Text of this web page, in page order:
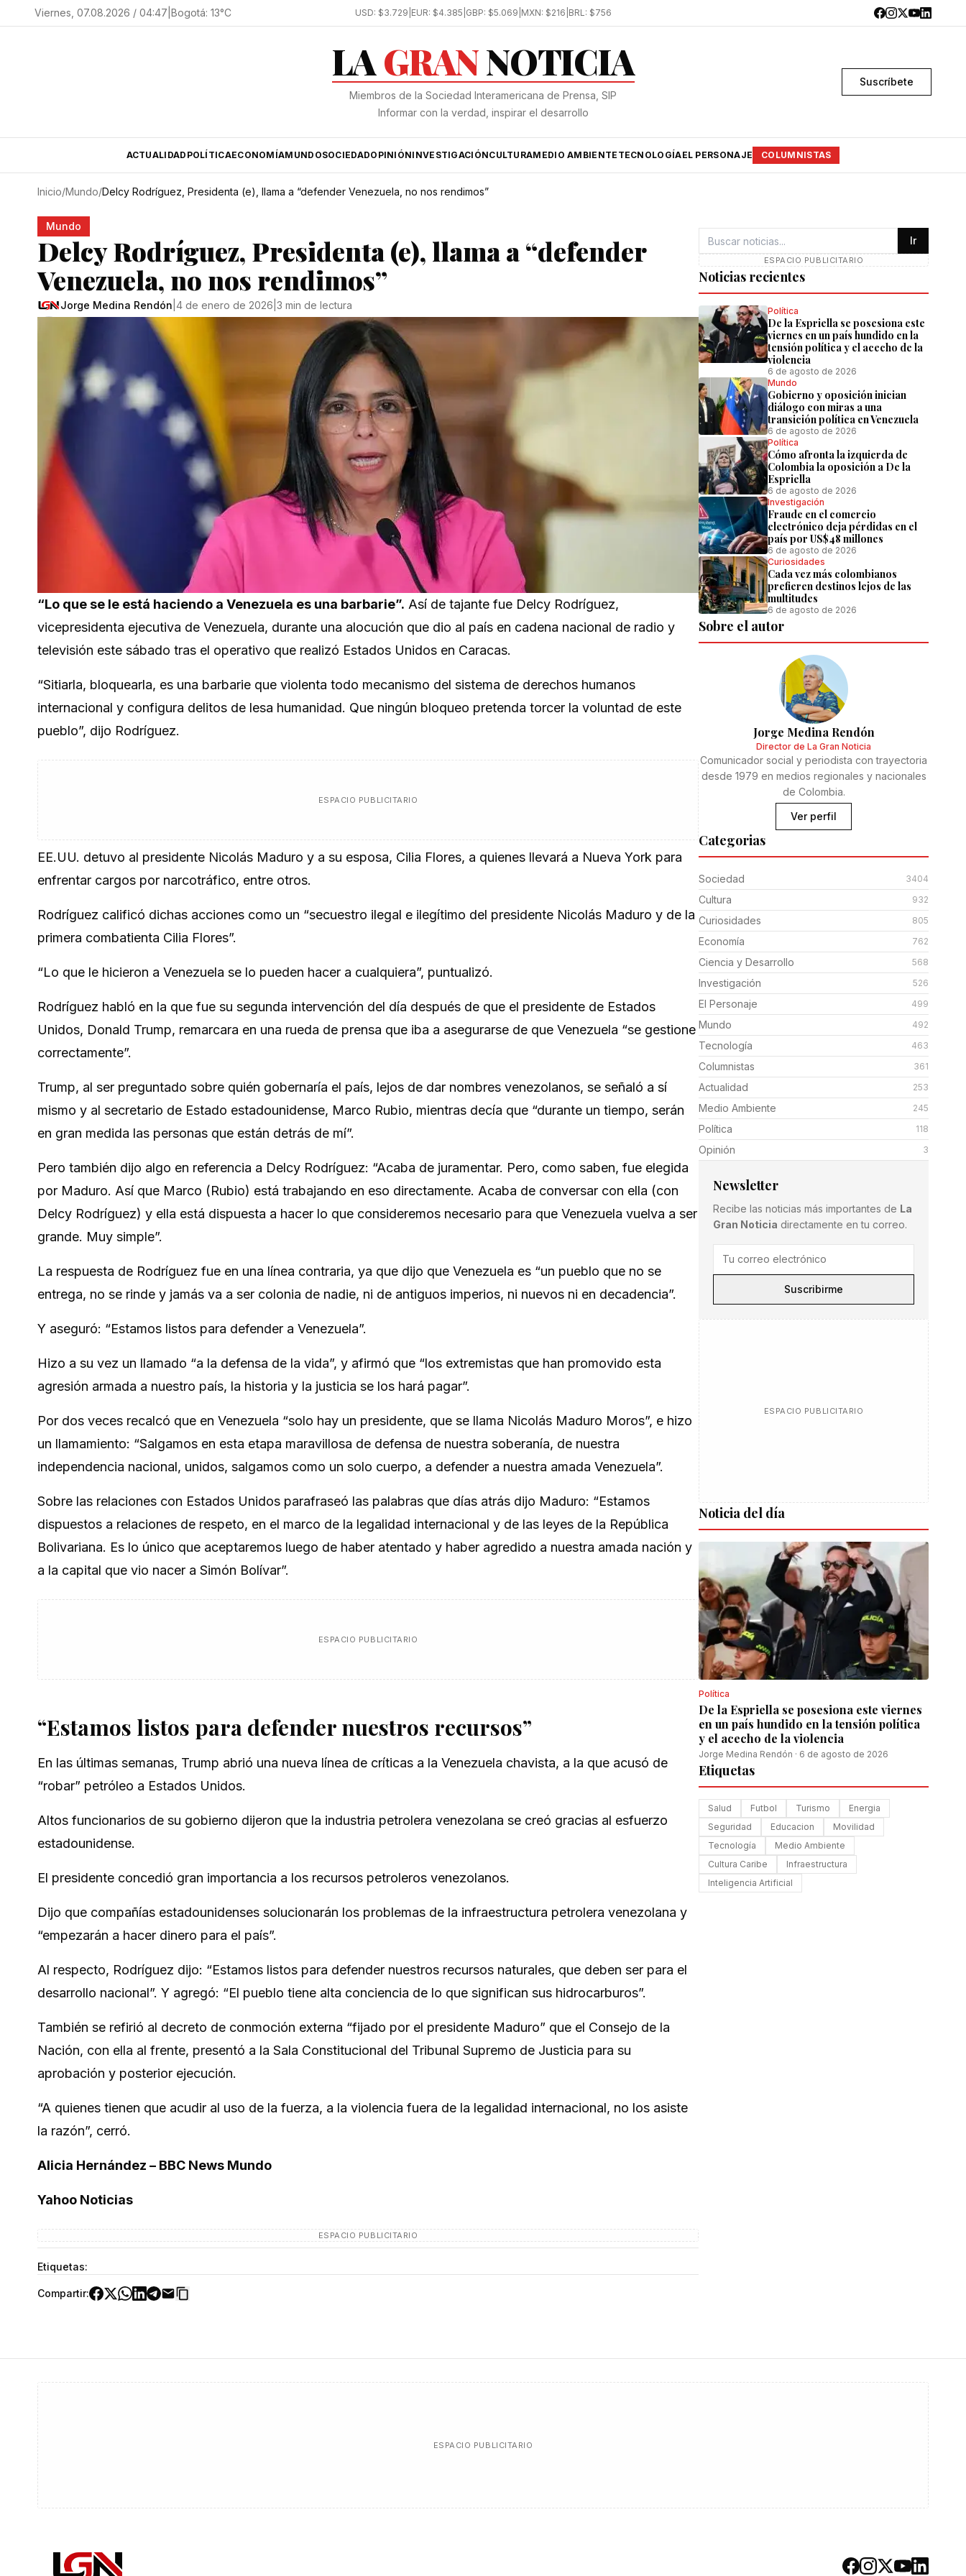
Viernes, 07.08.2026 / 04:47 Bogotá: 13°C USD: $3.729 EUR: $4.385 GBP: $5.069 MXN: $216 BRL: $756
LAGRANNOTICIA
Miembros de la Sociedad Interamericana de Prensa, SIP
Informar con la verdad, inspirar el desarrollo
Suscríbete
ACTUALIDAD POLÍTICAECONOMÍAMUNDOSOCIEDADOPINIÓNINVESTIGACIÓNCULTURAMEDIO AMBIENTE TECNOLOGÍAEL PERSONAJE COLUMNISTAS
Inicio/Mundo/Delcy Rodríguez, Presidenta (e), llama a “defender Venezuela, no nos rendimos”
Mundo
Delcy Rodríguez, Presidenta (e), llama a “defender
Venezuela, no nos rendimos”
Jorge Medina Rendón 4 de enero de 2026 3 min de lectura
“Lo que se le está haciendo a Venezuela es una barbarie”. Así de tajante fue Delcy Rodríguez,
vicepresidenta ejecutiva de Venezuela, durante una alocución que dio al país en cadena nacional de radio y
televisión este sábado tras el operativo que realizó Estados Unidos en Caracas.
“Sitiarla, bloquearla, es una barbarie que violenta todo mecanismo del sistema de derechos humanos
internacional y configura delitos de lesa humanidad. Que ningún bloqueo pretenda torcer la voluntad de este
pueblo”, dijo Rodríguez.
ESPACIO PUBLICITARIO
EE.UU. detuvo al presidente Nicolás Maduro y a su esposa, Cilia Flores, a quienes llevará a Nueva York para
enfrentar cargos por narcotráfico, entre otros.
Rodríguez calificó dichas acciones como un “secuestro ilegal e ilegítimo del presidente Nicolás Maduro y de la
primera combatienta Cilia Flores”.
“Lo que le hicieron a Venezuela se lo pueden hacer a cualquiera”, puntualizó.
Rodríguez habló en la que fue su segunda intervención del día después de que el presidente de Estados
Unidos, Donald Trump, remarcara en una rueda de prensa que iba a asegurarse de que Venezuela “se gestione
correctamente”.
Trump, al ser preguntado sobre quién gobernaría el país, lejos de dar nombres venezolanos, se señaló a sí
mismo y al secretario de Estado estadounidense, Marco Rubio, mientras decía que “durante un tiempo, serán
en gran medida las personas que están detrás de mí”.
Pero también dijo algo en referencia a Delcy Rodríguez: “Acaba de juramentar. Pero, como saben, fue elegida
por Maduro. Así que Marco (Rubio) está trabajando en eso directamente. Acaba de conversar con ella (con
Delcy Rodríguez) y ella está dispuesta a hacer lo que consideremos necesario para que Venezuela vuelva a ser
grande. Muy simple”.
La respuesta de Rodríguez fue en una línea contraria, ya que dijo que Venezuela es “un pueblo que no se
entrega, no se rinde y jamás va a ser colonia de nadie, ni de antiguos imperios, ni nuevos ni en decadencia”.
Y aseguró: “Estamos listos para defender a Venezuela”.
Hizo a su vez un llamado “a la defensa de la vida”, y afirmó que “los extremistas que han promovido esta
agresión armada a nuestro país, la historia y la justicia se los hará pagar”.
Por dos veces recalcó que en Venezuela “solo hay un presidente, que se llama Nicolás Maduro Moros”, e hizo
un llamamiento: “Salgamos en esta etapa maravillosa de defensa de nuestra soberanía, de nuestra
independencia nacional, unidos, salgamos como un solo cuerpo, a defender a nuestra amada Venezuela”.
Sobre las relaciones con Estados Unidos parafraseó las palabras que días atrás dijo Maduro: “Estamos
dispuestos a relaciones de respeto, en el marco de la legalidad internacional y de las leyes de la República
Bolivariana. Es lo único que aceptaremos luego de haber atentado y haber agredido a nuestra amada nación y
a la capital que vio nacer a Simón Bolívar”.
ESPACIO PUBLICITARIO
“Estamos listos para defender nuestros recursos”
En las últimas semanas, Trump abrió una nueva línea de críticas a la Venezuela chavista, a la que acusó de
“robar” petróleo a Estados Unidos.
Altos funcionarios de su gobierno dijeron que la industria petrolera venezolana se creó gracias al esfuerzo
estadounidense.
El presidente concedió gran importancia a los recursos petroleros venezolanos.
Dijo que compañías estadounidenses solucionarán los problemas de la infraestructura petrolera venezolana y
“empezarán a hacer dinero para el país”.
Al respecto, Rodríguez dijo: “Estamos listos para defender nuestros recursos naturales, que deben ser para el
desarrollo nacional”. Y agregó: “El pueblo tiene alta conciencia de lo que significan sus hidrocarburos”.
También se refirió al decreto de conmoción externa “fijado por el presidente Maduro” que el Consejo de la
Nación, con ella al frente, presentó a la Sala Constitucional del Tribunal Supremo de Justicia para su
aprobación y posterior ejecución.
“A quienes tienen que acudir al uso de la fuerza, a la violencia fuera de la legalidad internacional, no los asiste
la razón”, cerró.
Alicia Hernández – BBC News Mundo
Yahoo Noticias
ESPACIO PUBLICITARIO
Etiquetas:
Compartir:
Ir
ESPACIO PUBLICITARIO
Noticias recientes
Política
De la Espriella se posesiona este
viernes en un país hundido en la
tensión política y el acecho de la
violencia
6 de agosto de 2026
Mundo
Gobierno y oposición inician
diálogo con miras a una
transición política en Venezuela
6 de agosto de 2026
Política
Cómo afronta la izquierda de
Colombia la oposición a De la
Espriella
6 de agosto de 2026
Investigación
Fraude en el comercio
electrónico deja pérdidas en el
país por US$48 millones
6 de agosto de 2026
Curiosidades
Cada vez más colombianos
prefieren destinos lejos de las
multitudes
6 de agosto de 2026
Sobre el autor
Jorge Medina Rendón
Director de La Gran Noticia
Comunicador social y periodista con trayectoria
desde 1979 en medios regionales y nacionales
de Colombia.
Ver perfil
Categorias
Sociedad 3404
Cultura 932
Curiosidades 805
Economía 762
Ciencia y Desarrollo 568
Investigación 526
El Personaje 499
Mundo 492
Tecnología 463
Columnistas 361
Actualidad 253
Medio Ambiente 245
Política 118
Opinión 3
Newsletter
Recibe las noticias más importantes de La
Gran Noticia directamente en tu correo.
Suscribirme
ESPACIO PUBLICITARIO
Noticia del día
Política
De la Espriella se posesiona este viernes
en un país hundido en la tensión política
y el acecho de la violencia
Jorge Medina Rendón · 6 de agosto de 2026
Etiquetas
Salud Futbol Turismo
Energia
Seguridad
Educacion
Movilidad
Tecnología
Medio Ambiente
Cultura Caribe
Infraestructura
Inteligencia Artificial
ESPACIO PUBLICITARIO